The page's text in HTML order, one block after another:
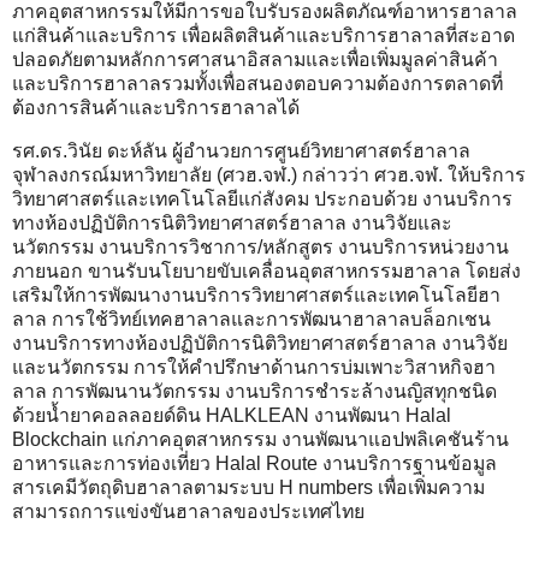
ภาคอุตสาหกรรมให้มีการขอใบรับรองผลิตภัณฑ์อาหารฮาลาล
แก่สินค้าและบริการ เพื่อผลิตสินค้าและบริการฮาลาลที่สะอาด
ปลอดภัยตามหลักการศาสนาอิสลามและเพื่อเพิ่มมูลค่าสินค้า
และบริการฮาลาลรวมทั้งเพื่อสนองตอบความต้องการตลาดที่
ต้องการสินค้าและบริการฮาลาลได้
รศ.ดร.วินัย ดะห์ลัน ผู้อำนวยการศูนย์วิทยาศาสตร์ฮาลาล
จุฬาลงกรณ์มหาวิทยาลัย (ศวฮ.จฬ.) กล่าวว่า ศวฮ.จฬ. ให้บริการ
วิทยาศาสตร์และเทคโนโลยีแก่สังคม ประกอบด้วย งานบริการ
ทางห้องปฏิบัติการนิติวิทยาศาสตร์ฮาลาล งานวิจัยและ
นวัตกรรม งานบริการวิชาการ/หลักสูตร งานบริการหน่วยงาน
ภายนอก ขานรับนโยบายขับเคลื่อนอุตสาหกรรมฮาลาล โดยส่ง
เสริมให้การพัฒนางานบริการวิทยาศาสตร์และเทคโนโลยีฮา
ลาล การใช้วิทย์เทคฮาลาลและการพัฒนาฮาลาลบล็อกเชน
งานบริการทางห้องปฏิบัติการนิติวิทยาศาสตร์ฮาลาล งานวิจัย
และนวัตกรรม การให้คำปรึกษาด้านการบ่มเพาะวิสาหกิจฮา
ลาล การพัฒนานวัตกรรม งานบริการชำระล้างนญิสทุกชนิด
ด้วยน้ำยาคอลลอยด์ดิน HALKLEAN งานพัฒนา Halal
Blockchain แก่ภาคอุตสาหกรรม งานพัฒนาแอปพลิเคชันร้าน
อาหารและการท่องเที่ยว Halal Route งานบริการฐานข้อมูล
สารเคมีวัตถุดิบฮาลาลตามระบบ H numbers เพื่อเพิ่มความ
สามารถการแข่งขันฮาลาลของประเทศไทย